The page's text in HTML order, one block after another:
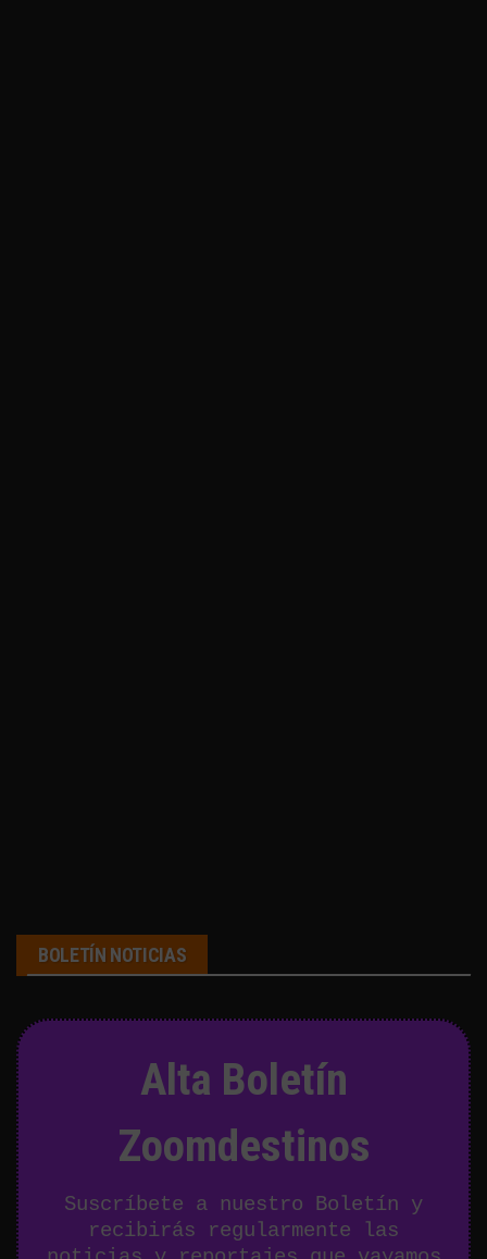
BOLETÍN NOTICIAS
Alta Boletín
Zoomdestinos
Suscríbete a nuestro Boletín y
recibirás regularmente las